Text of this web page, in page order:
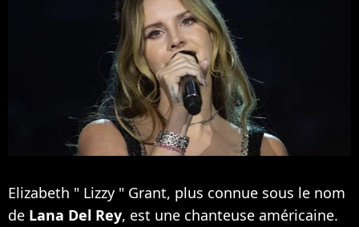
Elizabeth " Lizzy " Grant, plus connue sous le nom
de Lana Del Rey, est une chanteuse américaine.